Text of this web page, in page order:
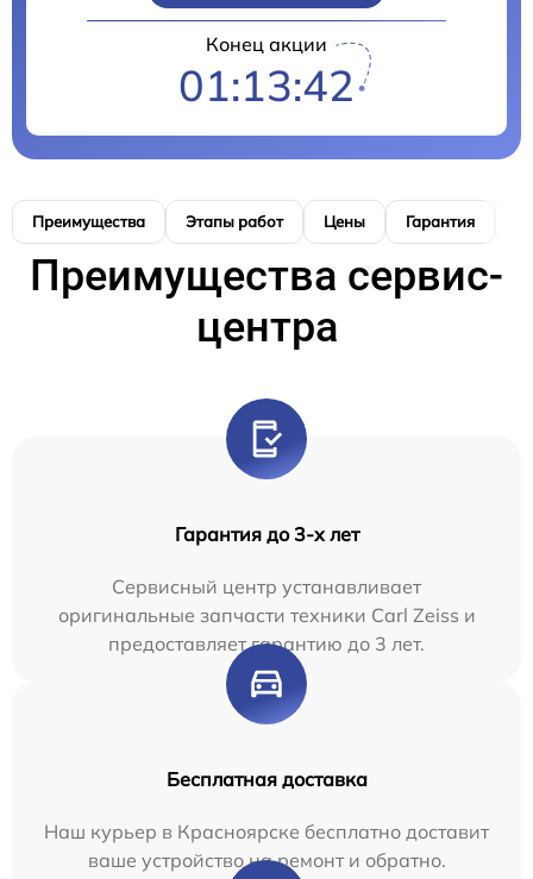
Конец акции
01:13:41
Преимущества Этапы работ Цены Гарантия
Преимущества сервис-
центра
Гарантия до 3-х лет
Сервисный центр устанавливает
оригинальные запчасти техники Carl Zeiss и
предоставляет гарантию до 3 лет.
Бесплатная доставка
Наш курьер в Красноярске бесплатно доставит
ваше устройство на ремонт и обратно.